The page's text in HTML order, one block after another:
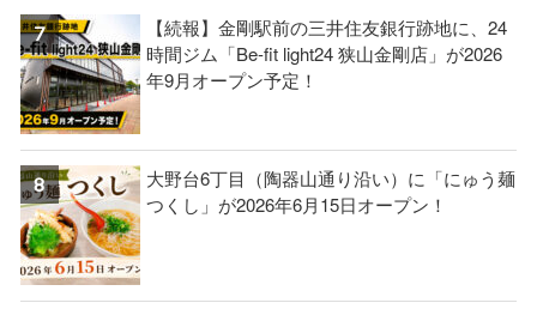
【続報】金剛駅前の三井住友銀行跡地に、24
時間ジム「Be-fit light24 狭山金剛店」が2026
年9月オープン予定！
大野台6丁目（陶器山通り沿い）に「にゅう麺
つくし」が2026年6月15日オープン！